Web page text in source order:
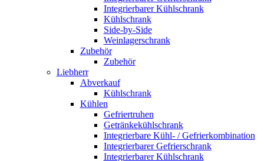
Integrierbarer Kühlschrank
Kühlschrank
Side-by-Side
Weinlagerschrank
Zubehör
Zubehör
Liebherr
Abverkauf
Kühlschrank
Kühlen
Gefriertruhen
Getränkekühlschrank
Integrierbare Kühl- / Gefrierkombination
Integrierbarer Gefrierschrank
Integrierbarer Kühlschrank